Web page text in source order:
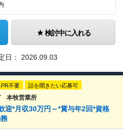
検討中に入れる
日： 2026.09.03
PR不要 話を聞きたい応募可
本牧営業所
迎*月収30万円～*賞与年2回*資格